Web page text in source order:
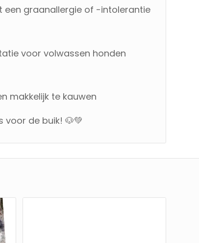
een graanallergie of -intolerantie
voor volwassen honden
makkelijk te kauwen
voor de buik! 🐶💚